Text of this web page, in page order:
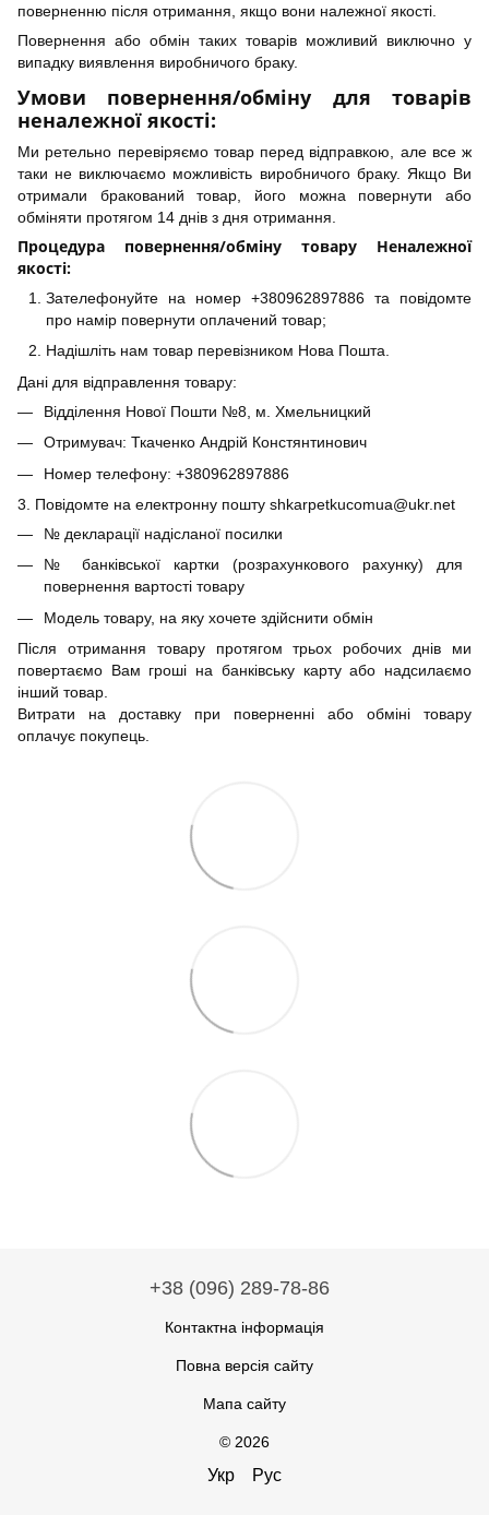
поверненню після отримання, якщо вони належної якості.
Повернення або обмін таких товарів можливий виключно у
випадку виявлення виробничого браку.
Умови повернення/обміну для товарів
неналежної якості:
Ми ретельно перевіряємо товар перед відправкою, але все ж
таки не виключаємо можливість виробничого браку. Якщо Ви
отримали бракований товар, його можна повернути або
обміняти протягом 14 днів з дня отримання.
Процедура повернення/обміну товару Неналежної
якості:
Зателефонуйте на номер +380962897886 та повідомте
про намір повернути оплачений товар;
Надішліть нам товар перевізником Нова Пошта.
Дані для відправлення товару:
Відділення Нової Пошти №8, м. Хмельницкий
Отримувач: Ткаченко Андрій Констянтинович
Номер телефону: +380962897886
3. Повідомте на електронну пошту shkarpetkucomua@ukr.net
№ декларації надісланої посилки
№ банківської картки (розрахункового рахунку) для
повернення вартості товару
Модель товару, на яку хочете здійснити обмін
Після отримання товару протягом трьох робочих днів ми
повертаємо Вам гроші на банківську карту або надсилаємо
інший товар.
Витрати на доставку при поверненні або обміні товару
оплачує покупець.
+38 (096) 289-78-86
Контактна інформація
Повна версія сайту
Мапа сайту
© 2026
Укр Рус